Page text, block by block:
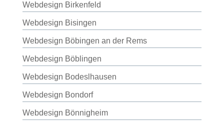
Webdesign Birkenfeld
Webdesign Bisingen
Webdesign Böbingen an der Rems
Webdesign Böblingen
Webdesign Bodeslhausen
Webdesign Bondorf
Webdesign Bönnigheim